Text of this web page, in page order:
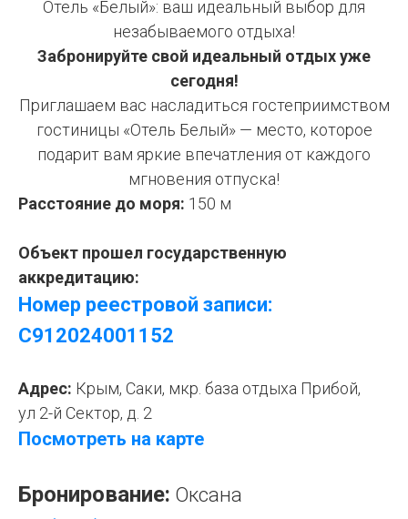
Отель «Белый»: ваш идеальный выбор для
незабываемого отдыха!
Забронируйте свой идеальный отдых уже
сегодня!
Приглашаем вас насладиться гостеприимством
гостиницы «Отель Белый» — место, которое
подарит вам яркие впечатления от каждого
мгновения отпуска!
Расстояние до моря: 150 м
Объект прошел государственную
аккредитацию:
Номер реестровой записи:
С912024001152
Адрес: Крым, Саки, мкр. база отдыха Прибой,
ул 2-й Сектор, д. 2
Посмотреть на карте
Бронирование: Оксана